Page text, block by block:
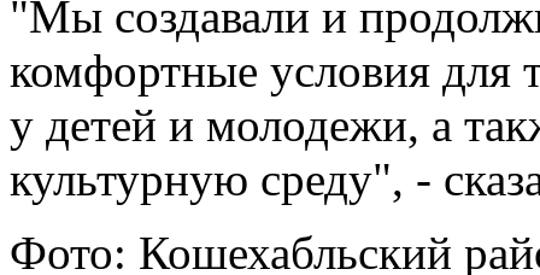
"Мы создавали и
комфортные условия для
у детей и молодежи, а
культурную среду", -
Фото: Кошехабльский